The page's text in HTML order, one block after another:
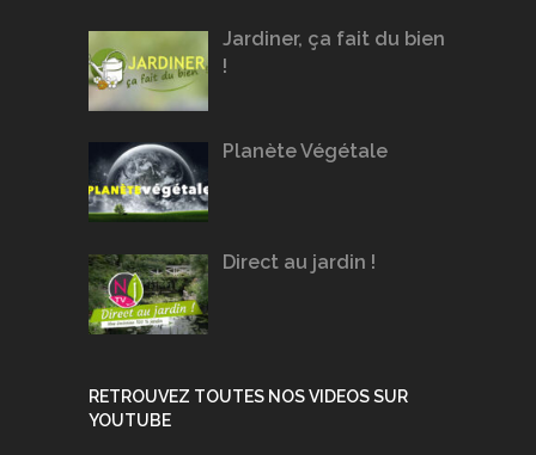
Jardiner, ça fait du bien
!
Planète Végétale
Direct au jardin !
RETROUVEZ TOUTES NOS VIDEOS SUR
YOUTUBE